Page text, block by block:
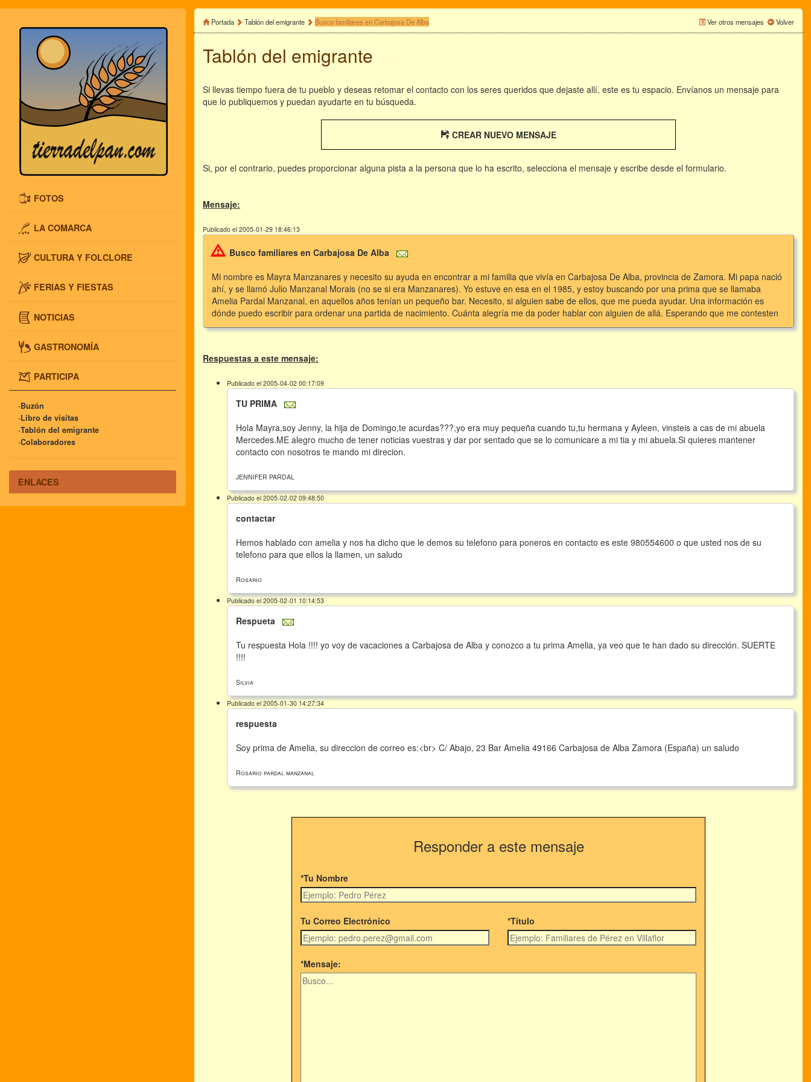
FOTOS
LA COMARCA
CULTURA Y FOLCLORE
FERIAS Y FIESTAS
NOTICIAS
GASTRONOMÍA
PARTICIPA
·Buzón
·Libro de visitas
·Tablón del emigrante
·Colaboradores
ENLACES
Portada Tablón del emigrante Busco familiares en Carbajosa De Alba Ver otros mensajes Volver
Tablón del emigrante
Si llevas tiempo fuera de tu pueblo y deseas retomar el contacto con los seres queridos que dejaste allí, este es tu espacio. Envíanos un mensaje para
que lo publiquemos y puedan ayudarte en tu búsqueda.
CREAR NUEVO MENSAJE
Si, por el contrario, puedes proporcionar alguna pista a la persona que lo ha escrito, selecciona el mensaje y escribe desde el formulario.
Mensaje:
Publicado el 2005-01-29 18:46:13
Busco familiares en Carbajosa De Alba
Mi nombre es Mayra Manzanares y necesito su ayuda en encontrar a mi familia que vivía en Carbajosa De Alba, provincia de Zamora. Mi papa nació
ahí, y se llamó Julio Manzanal Morais (no se si era Manzanares). Yo estuve en esa en el 1985, y estoy buscando por una prima que se llamaba
Amelia Pardal Manzanal, en aquellos años tenían un pequeño bar. Necesito, si alguien sabe de ellos, que me pueda ayudar. Una información es
dónde puedo escribir para ordenar una partida de nacimiento. Cuánta alegría me da poder hablar con alguien de allá. Esperando que me contesten
Respuestas a este mensaje:
Publicado el 2005-04-02 00:17:09
TU PRIMA
Hola Mayra,soy Jenny, la hija de Domingo,te acurdas???,yo era muy pequeña cuando tu,tu hermana y Ayleen, vinsteis a cas de mi abuela
Mercedes.ME alegro mucho de tener noticias vuestras y dar por sentado que se lo comunicare a mi tia y mi abuela.Si quieres mantener
contacto con nosotros te mando mi direcion.
JENNIFER PARDAL
Publicado el 2005-02-02 09:48:50
contactar
Hemos hablado con amelia y nos ha dicho que le demos su telefono para poneros en contacto es este 980554600 o que usted nos de su
telefono para que ellos la llamen, un saludo
Rosario
Publicado el 2005-02-01 10:14:53
Respueta
Tu respuesta Hola !!!! yo voy de vacaciones a Carbajosa de Alba y conozco a tu prima Amelia, ya veo que te han dado su dirección. SUERTE
!!!!
Silvia
Publicado el 2005-01-30 14:27:34
respuesta
Soy prima de Amelia, su direccion de correo es:<br> C/ Abajo, 23 Bar Amelia 49166 Carbajosa de Alba Zamora (España) un saludo
Rosario pardal manzanal
Responder a este mensaje
*Tu Nombre
Tu Correo Electrónico *Título
*Mensaje: